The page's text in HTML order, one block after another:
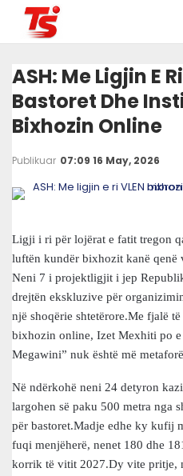
ASH: Me Ligjin E
Bastoret Dhe
Bixhozin Online
Publikuar 07:09 16 May, 2026
Ligji i ri për lojërat e fatit tregon
luftën kundër bixhozit kanë
Neni 7 i projektligjit i jep
drejtën ekskluzive për
një shoqërie shtetërore.Me fjalë
bixhozin online, Izet Mexhiti po
Megawini” nuk është më
Në ndërkohë neni 24 detyron
largohen së paku 500 metra nga
për bastoret.Madje edhe ky kufij
fuqi menjëherë, nenet 180 dhe
korrik të vitit 2027.Dy vite pritje,